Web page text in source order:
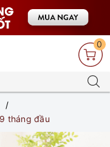
0
tháng đầu